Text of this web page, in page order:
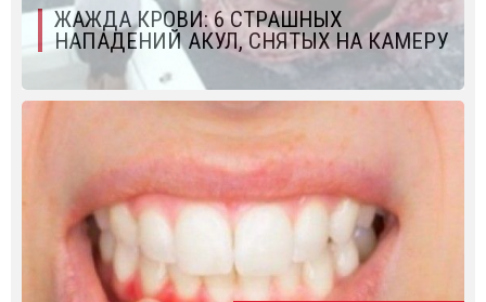
ЖАЖДА КРОВИ: 6 СТРАШНЫХ
НАПАДЕНИЙ АКУЛ, СНЯТЫХ НА КАМЕРУ